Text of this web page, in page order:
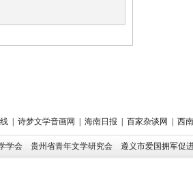
| 诗梦文学音画网 | 海南日报 | 百家杂谈网 | 西
学会 贵州省青年文学研究会 遵义市爱国拥军促